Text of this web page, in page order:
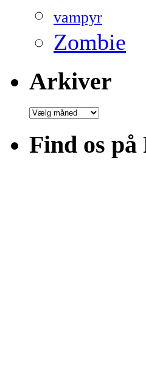
vampyr
Zombie
Arkiver
Arkiver
Find os på